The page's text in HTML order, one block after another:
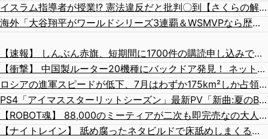
イスラム指導者が授業!? 憲法違反だと批判〇到【さくらの解説】
海外「大谷翔平がワールドシリーズ3連覇＆WSMVPなら歴代何位？海外ファンの答えがこちら」
【速報】 しんぶん赤旗、短期間に1700件の購読申し込みで嬉し泣き→「うそでーす」虚偽申し込みと判明→ 共産党が刑事告訴「厳重な処罰を求める」
【衝撃】 中国製ルーター20機種にバックドア発見！ ネットに繋ぐだけで35秒ごとに中国のサーバーと通信
ロシアの進軍スピードが低下、7月はわずか175km²しか占領できず！
PS4「アイマススターリットシーズン」最新PV「新曲:夏のBang!!MV」公開！さらに「体験版」の配信が決定！
【ROBOT魂】 88,000のミーティアが二次も即完売なの大人気すぎる…
【ナイトレイン】 舐め腐ったネタビルドで床舐めしまくる「俺って面白いやろ？」みたいな寒い奴